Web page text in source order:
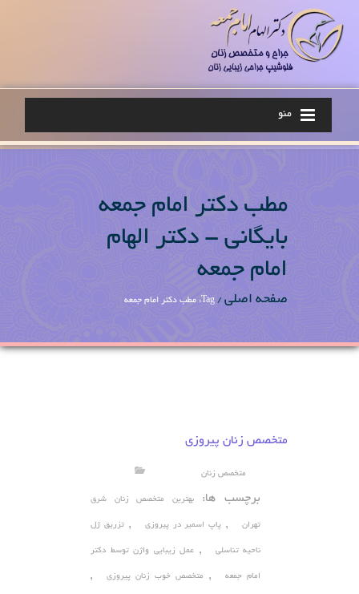
منو
مطب دکتر امام جمعه
بایگانی - دکتر الهام
امام جمعه
صفحه اصلی / Tag: مطب دکتر امام جمعه
متخصص زنان پیروزی
متخصص زنان
برچسب ها: بهترین متخصص زنان شرق
تهران , پاپ اسمیر در پیروزی ,تزریق ژل
ناحیه تناسلی , عمل زیبایی واژن توسط دکتر
امام جمعه , متخصص خوب زنان پیروزی ,